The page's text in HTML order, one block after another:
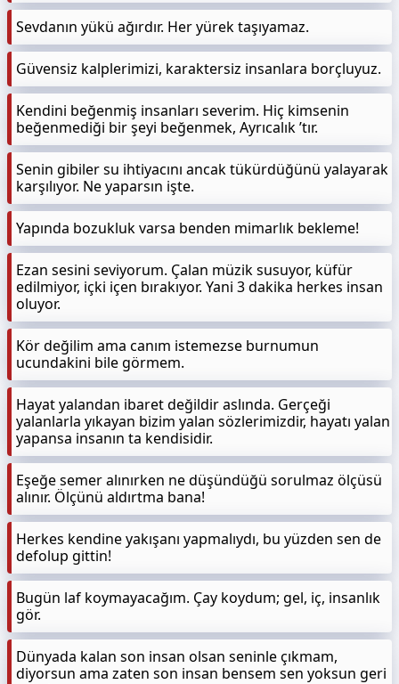
Sevdanın yükü ağırdır. Her yürek taşıyamaz.
Güvensiz kalplerimizi, karaktersiz insanlara borçluyuz.
Kendini beğenmiş insanları severim. Hiç kimsenin
beğenmediği bir şeyi beğenmek, Ayrıcalık ’tır.
Senin gibiler su ihtiyacını ancak tükürdüğünü yalayarak
karşılıyor. Ne yaparsın işte.
Yapında bozukluk varsa benden mimarlık bekleme!
Ezan sesini seviyorum. Çalan müzik susuyor, küfür
edilmiyor, içki içen bırakıyor. Yani 3 dakika herkes insan
oluyor.
Kör değilim ama canım istemezse burnumun
ucundakini bile görmem.
Hayat yalandan ibaret değildir aslında. Gerçeği
yalanlarla yıkayan bizim yalan sözlerimizdir, hayatı yalan
yapansa insanın ta kendisidir.
Eşeğe semer alınırken ne düşündüğü sorulmaz ölçüsü
alınır. Ölçünü aldırtma bana!
Herkes kendine yakışanı yapmalıydı, bu yüzden sen de
defolup gittin!
Bugün laf koymayacağım. Çay koydum; gel, iç, insanlık
gör.
Dünyada kalan son insan olsan seninle çıkmam,
diyorsun ama zaten son insan bensem sen yoksun geri